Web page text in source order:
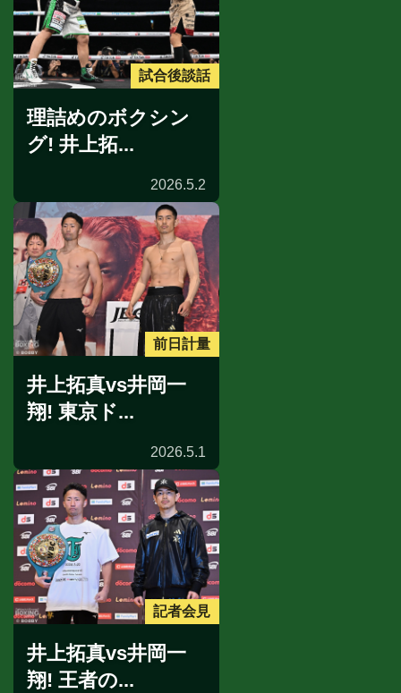
試合後談話
理詰めのボクシン
グ! 井上拓...
2026.5.2
前日計量
井上拓真vs井岡一
翔! 東京ド...
2026.5.1
記者会見
井上拓真vs井岡一
翔! 王者の...